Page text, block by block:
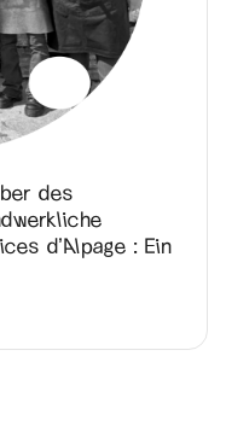
des
d’Alpage : Ein